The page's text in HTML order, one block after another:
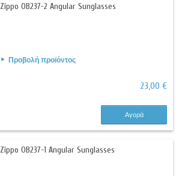
Zippo OB237-2 Angular Sunglasses
Προβολή προϊόντος
23,00 €
Αγορά
Zippo OB237-1 Angular Sunglasses